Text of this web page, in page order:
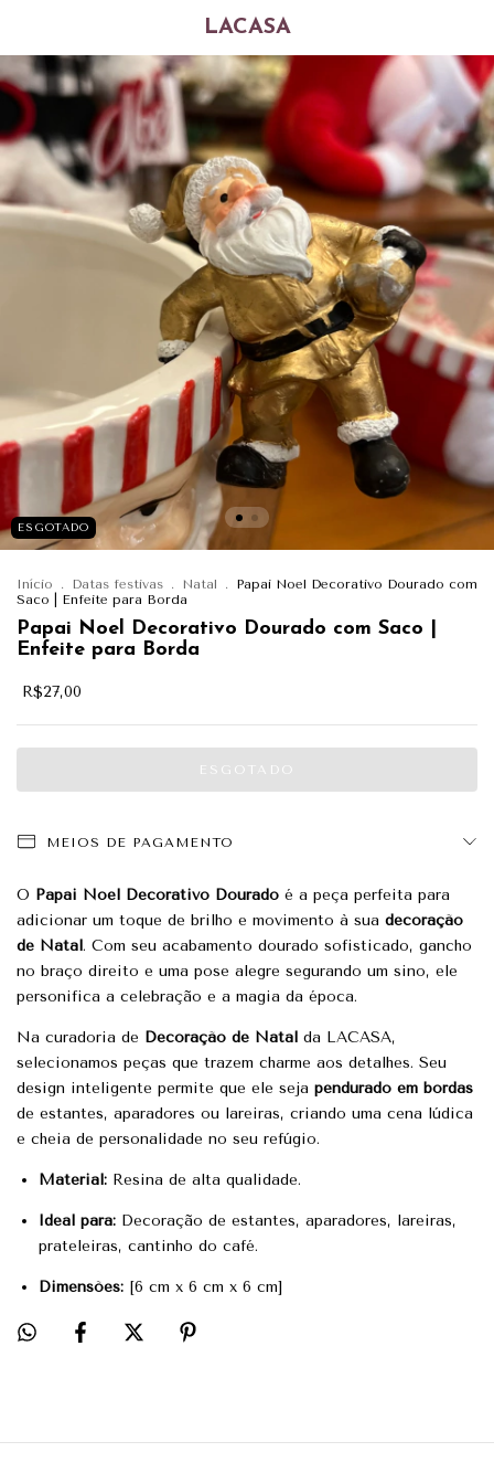
LACASA
ESGOTADO
Início . Datas festivas . Natal .
Papai Noel Decorativo Dourado com
Saco | Enfeite para Borda
Papai Noel Decorativo Dourado com Saco |
Enfeite para Borda
R$27,00
MEIOS DE PAGAMENTO
O Papai Noel Decorativo Dourado é a peça perfeita para
adicionar um toque de brilho e movimento à sua decoração
de Natal. Com seu acabamento dourado sofisticado, gancho
no braço direito e uma pose alegre segurando um sino, ele
personifica a celebração e a magia da época.
Na curadoria de Decoração de Natal da LACASA,
selecionamos peças que trazem charme aos detalhes. Seu
design inteligente permite que ele seja pendurado em bordas
de estantes, aparadores ou lareiras, criando uma cena lúdica
e cheia de personalidade no seu refúgio.
Material: Resina de alta qualidade.
Ideal para: Decoração de estantes, aparadores, lareiras,
prateleiras, cantinho do café.
Dimensões: [6 cm x 6 cm x 6 cm]